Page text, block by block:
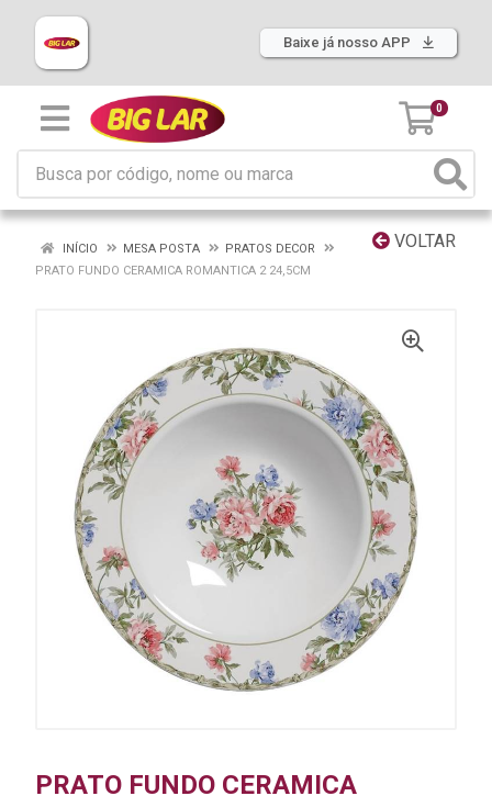
Baixe já nosso APP
0
VOLTAR
INÍCIO MESA POSTA
PRATOS DECOR
PRATO FUNDO CERAMICA ROMANTICA 2 24,5CM
PRATO FUNDO CERAMICA